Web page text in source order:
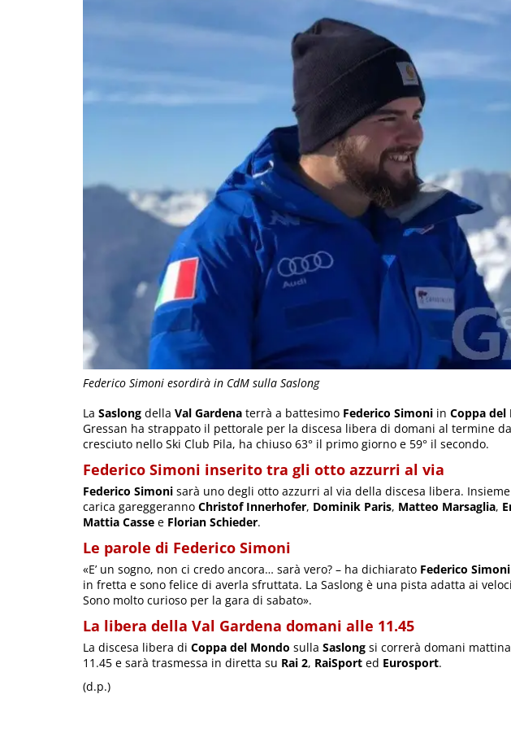
Federico Simoni esordirà in CdM sulla Saslong
La Saslong della Val Gardena terrà a battesimo Federico Simoni in Coppa del
Gressan ha strappato il pettorale per la discesa libera di domani al termine
cresciuto nello Ski Club Pila, ha chiuso 63° il primo giorno e 59° il secondo.
Federico Simoni inserito tra gli otto azzurri al via
Federico Simoni sarà uno degli otto azzurri al via della discesa libera.
carica gareggeranno Christof Innerhofer, Dominik Paris, Matteo Marsaglia,
Mattia Casse e Florian Schieder.
Le parole di Federico Simoni
«E’ un sogno, non ci credo ancora… sarà vero? – ha dichiarato Federico Simoni
in fretta e sono felice di averla sfruttata. La Saslong è una pista adatta ai
Sono molto curioso per la gara di sabato».
La libera della Val Gardena domani alle 11.45
La discesa libera di Coppa del Mondo sulla Saslong si correrà domani
11.45 e sarà trasmessa in diretta su Rai 2, RaiSport ed Eurosport.
(d.p.)